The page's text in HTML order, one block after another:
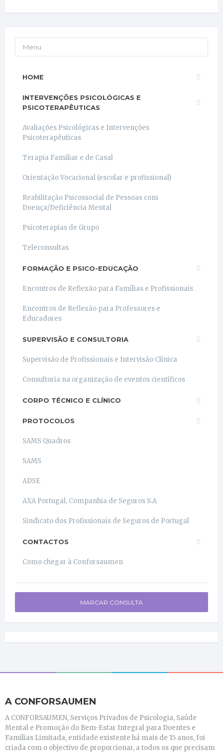
Menu
HOME
INTERVENÇÕES PSICOLÓGICAS E
PSICOTERAPÊUTICAS
Avaliações Psicológicas e Intervenções
Psicoterapêuticas
Terapia Familiar e de Casal
Orientação Vocacional (escolar e profissional)
Reabilitação Psicossocial de Pessoas com
Doença/Deficiência Mental
Psicoterapias de Grupo
Teleconsultas
FORMAÇÃO E PSICO-EDUCAÇÃO
Encontros de Reflexão para Famílias e Profissionais
Encontros de Reflexão para Professores e
Educadores
SUPERVISÃO E CONSULTORIA
Supervisão de Profissionais e Intervisão Clínica
Consultoria na organização de eventos científicos
CORPO TÉCNICO E CLÍNICO
PROTOCOLOS
SAMS Quadros
SAMS
ADSE
AXA Portugal, Companhia de Seguros S.A
Sindicato dos Profissionais de Seguros de Portugal
CONTACTOS
Como chegar à Conforsaumen
MARCAR CONSULTA
A CONFORSAUMEN
A CONFORSAUMEN, Serviços Privados de Psicologia, Saúde
Mental e Promoção do Bem-Estar Integral para Doentes e
Famílias Limitada, entidade existente há mais de 15 anos, foi
criada com o objectivo de proporcionar, a todos os que precisam